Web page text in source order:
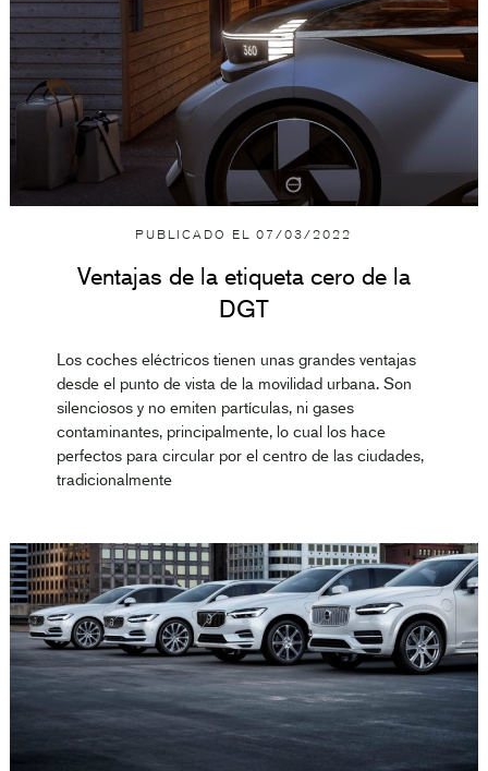
PUBLICADO EL07/03/2022
Ventajas de la etiqueta cero de la
DGT
Los coches eléctricos tienen unas grandes ventajas
desde el punto de vista de la movilidad urbana. Son
silenciosos y no emiten partículas, ni gases
contaminantes, principalmente, lo cual los hace
perfectos para circular por el centro de las ciudades,
tradicionalmente